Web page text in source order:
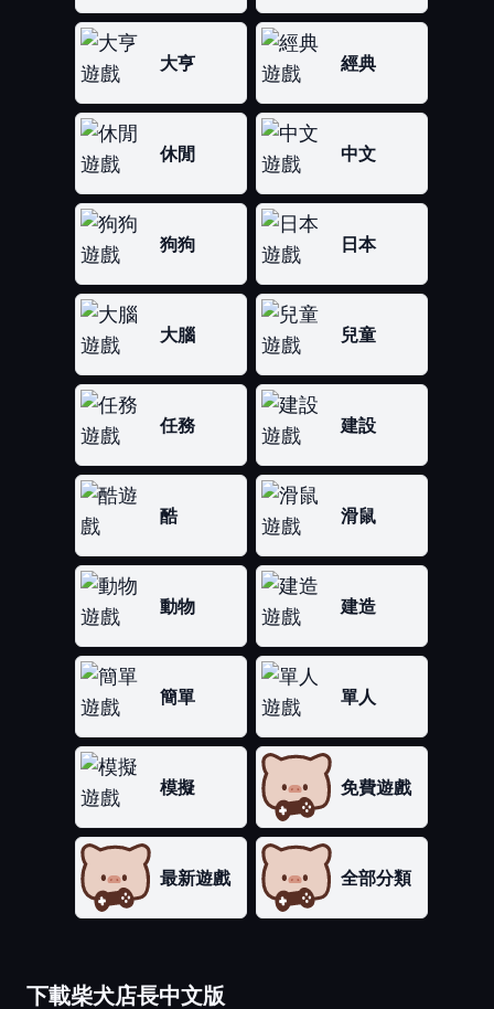
大亨 經典
休閒 中文
狗狗 日本
大腦 兒童
任務 建設
酷 滑鼠
動物 建造
簡單 單人
模擬 免費遊戲
最新遊戲 全部分類
下載柴犬店長中文版